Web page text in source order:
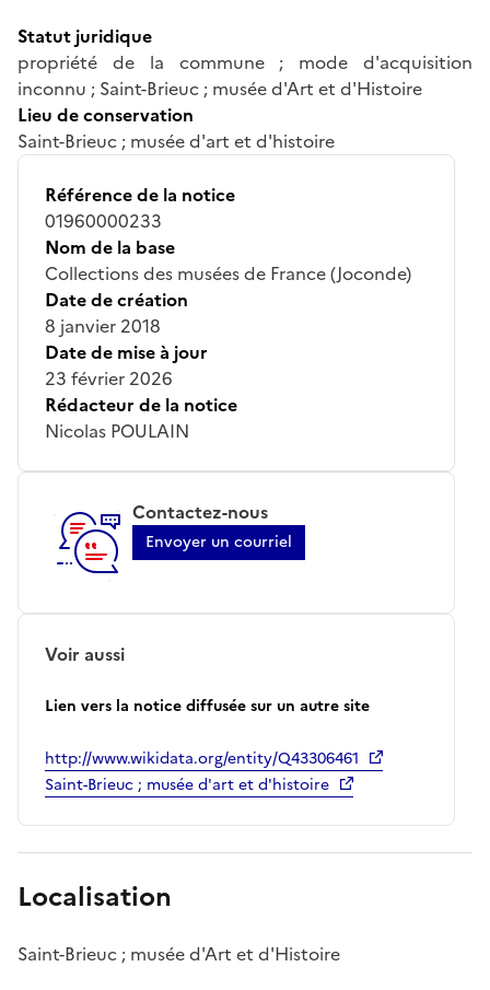
Statut juridique
propriété de la commune ; mode d'acquisition
inconnu ; Saint-Brieuc ; musée d'Art et d'Histoire
Lieu de conservation
Saint-Brieuc ; musée d'art et d'histoire
Référence de la notice
01960000233
Nom de la base
Collections des musées de France (Joconde)
Date de création
8 janvier 2018
Date de mise à jour
23 février 2026
Rédacteur de la notice
Nicolas POULAIN
Contactez-nous
Envoyer un courriel
Voir aussi
Lien vers la notice diffusée sur un autre site
http://www.wikidata.org/entity/Q43306461
Saint-Brieuc ; musée d'art et d'histoire
Localisation
Saint-Brieuc ; musée d'Art et d'Histoire